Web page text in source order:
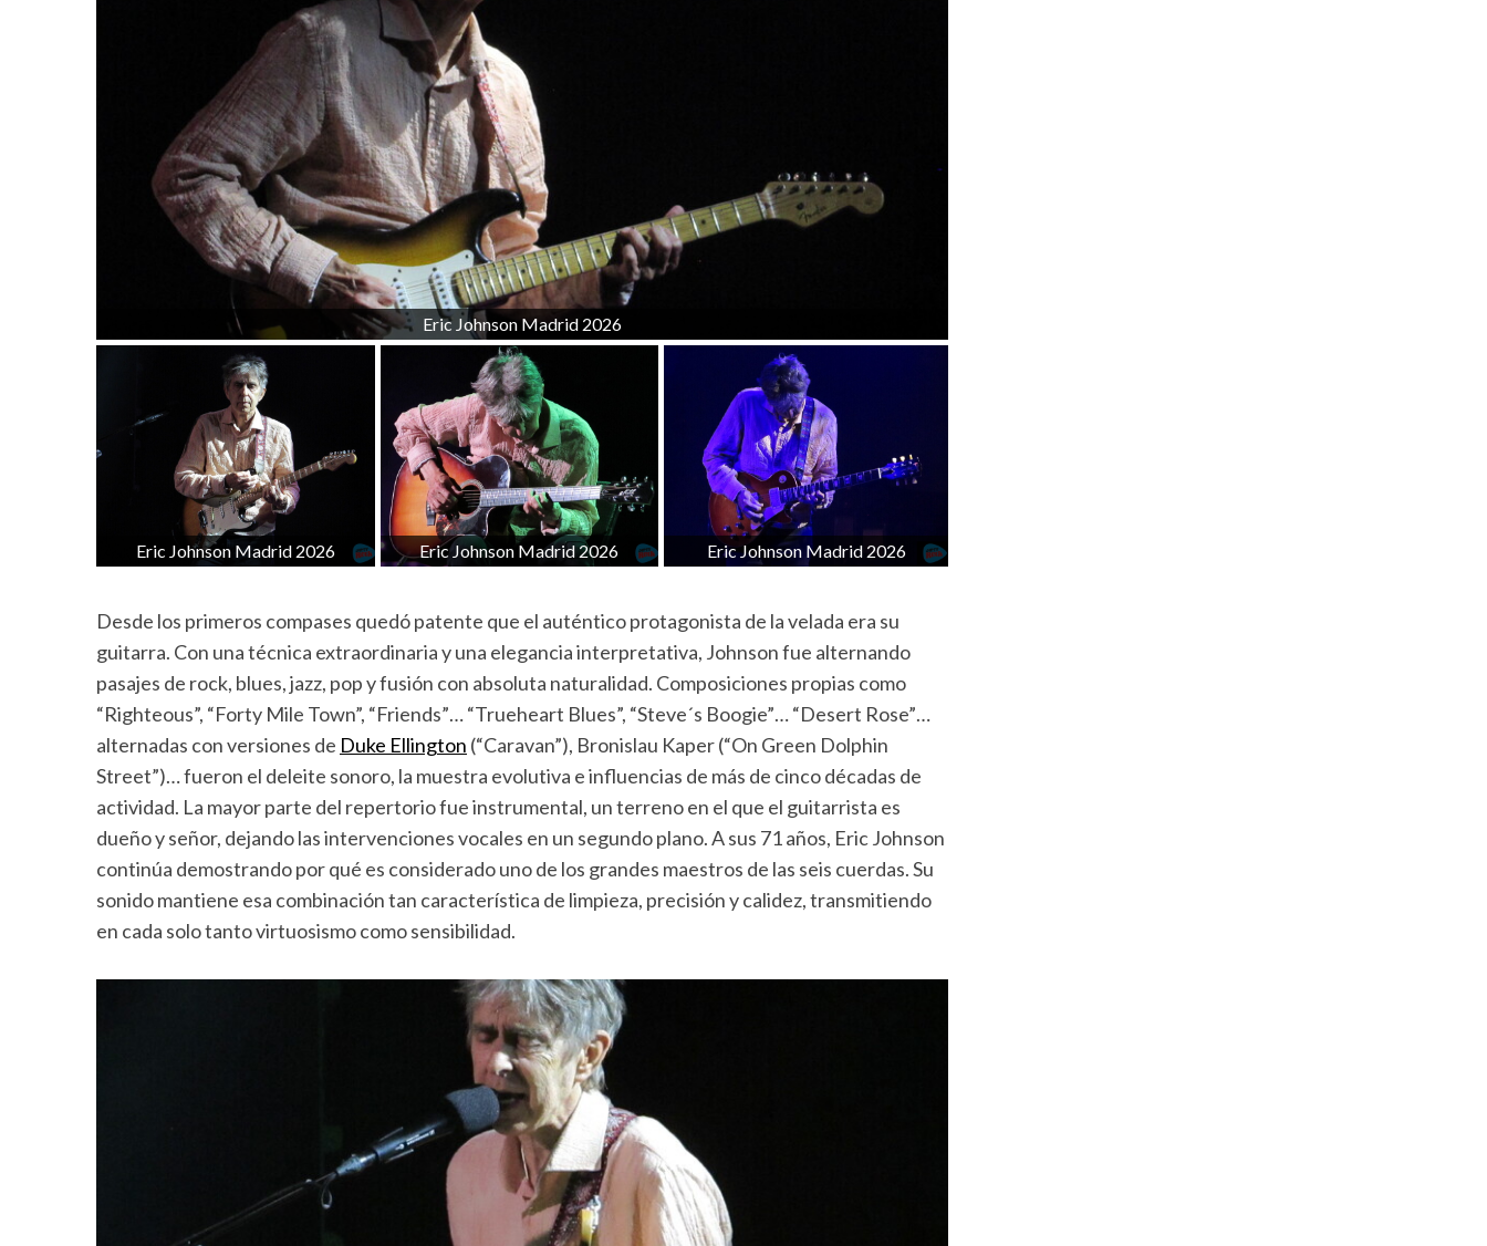
Eric Johnson Madrid 2026
Eric Johnson Madrid 2026 Eric Johnson Madrid 2026 Eric Johnson Madrid 2026
Desde los primeros compases quedó patente que el auténtico protagonista de la velada era su
guitarra. Con una técnica extraordinaria y una elegancia interpretativa, Johnson fue alternando
pasajes de rock, blues, jazz, pop y fusión con absoluta naturalidad. Composiciones propias como
“Righteous”, “Forty Mile Town”, “Friends”… “Trueheart Blues”, “Steve´s Boogie”… “Desert Rose”…
alternadas con versiones de Duke Ellington (“Caravan”), Bronislau Kaper (“On Green Dolphin
Street”)… fueron el deleite sonoro, la muestra evolutiva e influencias de más de cinco décadas de
actividad. La mayor parte del repertorio fue instrumental, un terreno en el que el guitarrista es
dueño y señor, dejando las intervenciones vocales en un segundo plano. A sus 71 años, Eric Johnson
continúa demostrando por qué es considerado uno de los grandes maestros de las seis cuerdas. Su
sonido mantiene esa combinación tan característica de limpieza, precisión y calidez, transmitiendo
en cada solo tanto virtuosismo como sensibilidad.